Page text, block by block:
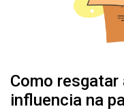
Como
influencia na